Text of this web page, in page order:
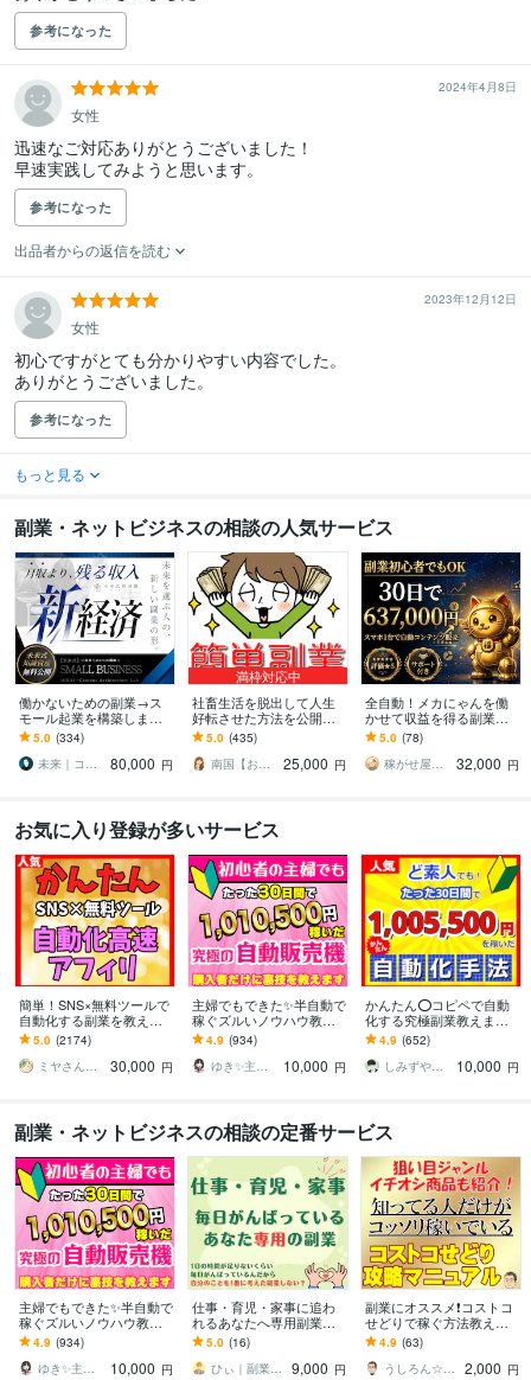
参考になった
2024年4月8日
女性
迅速なご対応ありがとうございました！
早速実践してみようと思います。
参考になった
出品者からの返信を読む
2023年12月12日
女性
初心ですがとても分かりやすい内容でした。
ありがとうございました。
参考になった
もっと見る
副業・ネットビジネスの相談の人気サービス
働かないための副業→ス
モール起業を構築します
初心者から個別伴走｜長
期で回るビジネスづくり
と実務AIスキル
5.0 (334)
未来｜コンテンツ起業ラボ
80,000 円
満枠対応中
社畜生活を脱出して人生
好転させた方法を公開し
ます ツールで自動化→底
辺人生から解放されて理
想の生活♪
5.0 (435)
南国【おうち副業で月収100万】
25,000 円
全自動！メカにゃんを働
かせて収益を得る副業教
えます スマホ１台｜超初
心者向け｜放置型副業｜
自動コンテンツ販売
5.0 (78)
稼がせ屋まさる｜プロマーケター｜２冠達成
32,000 円
お気に入り登録が多いサービス
簡単！SNS×無料ツールで
自動化する副業を教えま
す 【マンツーマンサポー
ト】3ステップ作業！仕組
みを増産で加速化
5.0 (2174)
ミヤさん【ネットで月収450万円達成】
30,000 円
主婦でもできた✨半自動で
稼ぐズルいノウハウ教え
ます 3ステップで作成可
能！ほぼ放置で稼ぐ前代
未聞のおすすめ副業！
4.9 (934)
ゆき✨主婦でも月収100万円✨
10,000 円
かんたん⭕️コピペで自動
化する究極副業教えます
超ずるい⚠️スキル経験ゼ
ロでもできる新世代の手
法【超入門編】
4.9 (652)
しみずや＠自動化月収100万円
10,000 円
副業・ネットビジネスの相談の定番サービス
主婦でもできた✨半自動で
稼ぐズルいノウハウ教え
ます 3ステップで作成可
能！ほぼ放置で稼ぐ前代
未聞のおすすめ副業！
4.9 (934)
ゆき✨主婦でも月収100万円✨
10,000 円
仕事・育児・家事に追わ
れるあなたへ専用副業作
ります スマホだけあれば
あとは不要！すべてを用
意してお渡しします！
5.0 (16)
ひぃ｜副業0→1体験コンサル
9,000 円
副業にオススメ❗コストコ
せどりで稼ぐ方法教えま
す ✅狙い目のジャンル✅
イチオシの商品を画像付
きで公開❗
4.9 (63)
うしろん☆ネット副業＆トレードツール制作
2,000 円